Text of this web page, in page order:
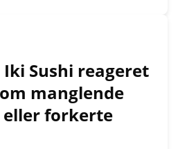
Sushi reageret
manglende
forkerte